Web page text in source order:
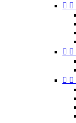
 
 
 